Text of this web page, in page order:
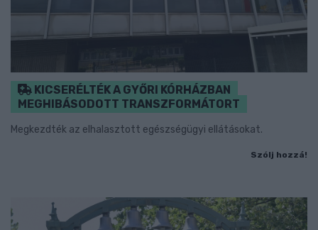
KICSERÉLTÉK A GYŐRI KÓRHÁZBAN
MEGHIBÁSODOTT TRANSZFORMÁTORT
Megkezdték az elhalasztott egészségügyi ellátásokat.
Szólj hozzá!